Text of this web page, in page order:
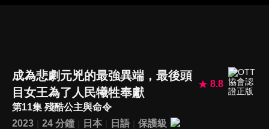
成為悲劇元兇的最強異端，最後頭
目女王為了人民犧牲奉獻
8.8
第11集 殘酷公主與命令
2023
24 分鐘 日本 日語
保護級